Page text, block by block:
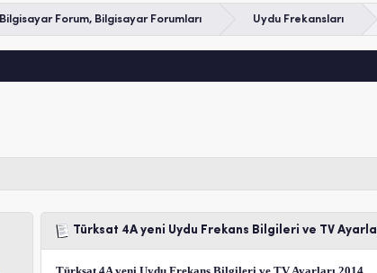
Bilgisayar Forum, Bilgisayar Forumları Uydu Frekansları
Türksat 4A yeni Uydu Frekans Bilgileri ve TV